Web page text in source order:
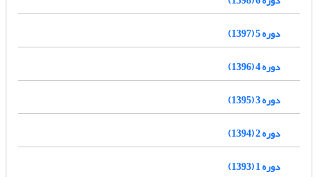
دوره 5 (1397)
دوره 4 (1396)
دوره 3 (1395)
دوره 2 (1394)
دوره 1 (1393)